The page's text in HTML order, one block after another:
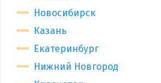
Новосибирск
Казань
Екатеринбург
Нижний Новгород